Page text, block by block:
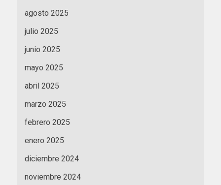
agosto 2025
julio 2025
junio 2025
mayo 2025
abril 2025
marzo 2025
febrero 2025
enero 2025
diciembre 2024
noviembre 2024